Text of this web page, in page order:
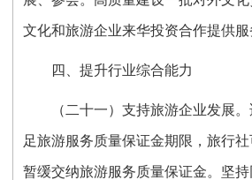
文化和旅游企业来华投资合作提供服
四、提升行业综合能力
（二十一）支持旅游企业发展
足旅游服务质量保证金期限，旅行
暂缓交纳旅游服务质量保证金。坚